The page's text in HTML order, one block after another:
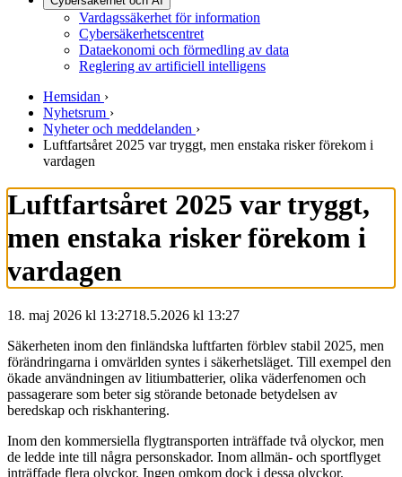
Vardagssäkerhet för information
Cybersäkerhetscentret
Dataekonomi och förmedling av data
Reglering av artificiell intelligens
Hemsidan ›
Nyhetsrum ›
Nyheter och meddelanden ›
Luftfartsåret 2025 var tryggt, men enstaka risker förekom i
vardagen
Luftfartsåret 2025 var tryggt,
men enstaka risker förekom i
vardagen
18. maj 2026 kl 13:2718.5.2026 kl 13:27
Säkerheten inom den finländska luftfarten förblev stabil 2025, men
förändringarna i omvärlden syntes i säkerhetsläget. Till exempel den
ökade användningen av litiumbatterier, olika väderfenomen och
passagerare som beter sig störande betonade betydelsen av
beredskap och riskhantering.
Inom den kommersiella flygtransporten inträffade två olyckor, men
de ledde inte till några personskador. Inom allmän- och sportflyget
inträffade flera olyckor. Ingen omkom dock i dessa olyckor.